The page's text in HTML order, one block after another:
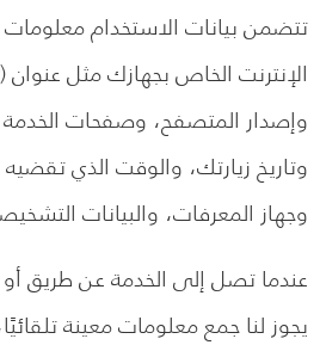
تتضمن بيانات الاستخدام معلومات
وإصدار المتصفح، وصفحات
وتاريخ زيارتك، والوقت الذي
وجهاز المعرفات، والبيانات
عندما تصل إلى الخدمة عن طريق
يجوز لنا جمع معلومات معينة